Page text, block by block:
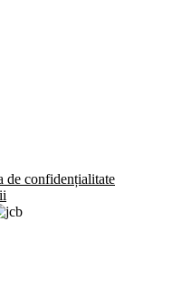
de confidențialitate